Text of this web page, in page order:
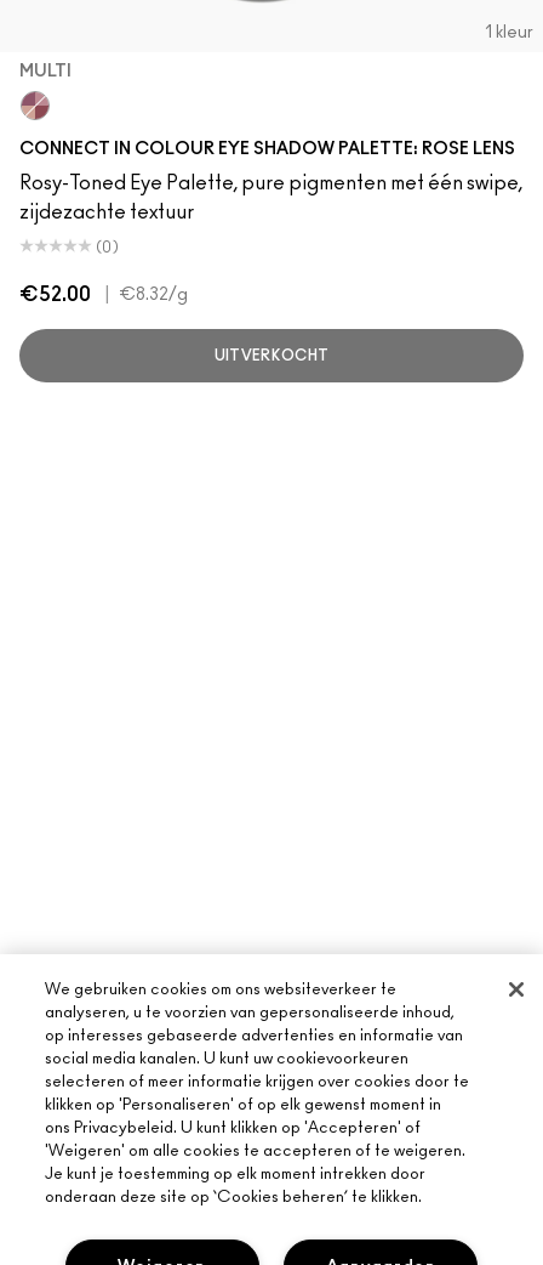
1 kleur
MULTI
CONNECT IN COLOUR EYE SHADOW PALETTE: ROSE LENS
Rosy-Toned Eye Palette, pure pigmenten met één swipe,
zijdezachte textuur
(0)
€52.00 €8.32/g
UITVERKOCHT
OVER MAC
ONS VERHAAL
ARTISTIEK
MAC VIVA GLAM
ONLINE SHOPPEN
MIJN ACCOUNT
We gebruiken cookies om ons websiteverkeer te
analyseren, u te voorzien van gepersonaliseerde inhoud,
op interesses gebaseerde advertenties en informatie van
social media kanalen. U kunt uw cookievoorkeuren
selecteren of meer informatie krijgen over cookies door te
klikken op 'Personaliseren' of op elk gewenst moment in
ons Privacybeleid. U kunt klikken op 'Accepteren' of
'Weigeren' om alle cookies te accepteren of te weigeren.
Je kunt je toestemming op elk moment intrekken door
onderaan deze site op ‘Cookies beheren’ te klikken.